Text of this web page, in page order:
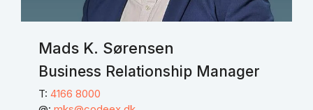
Mads K. Sørensen
Business Relationship Manager
T: 4166 8000